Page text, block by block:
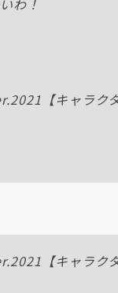
わ！
【キャラク
【キャラク